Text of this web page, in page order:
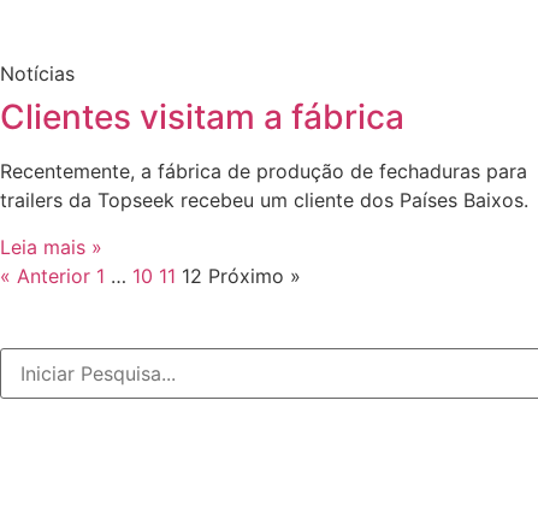
Notícias
Clientes visitam a fábrica
Recentemente, a fábrica de produção de fechaduras para
trailers da Topseek recebeu um cliente dos Países Baixos.
Leia mais »
« Anterior 1 … 10 11 12 Próximo »